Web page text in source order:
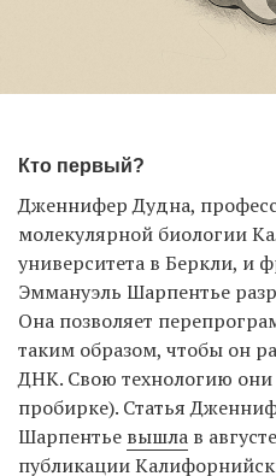
Кто первый?
Дженнифер Дудна,
молекулярной биологии
университета в Беркли, и
Эммануэль Шарпентье
Она позволяет
таким образом, чтобы он
ДНК. Свою технологию
пробирке). Статья
Шарпентье вышла в
публикации